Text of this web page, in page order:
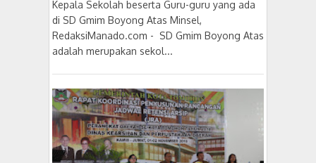
Kepala Sekolah beserta Guru-guru yang ada
di SD Gmim Boyong Atas Minsel,
RedaksiManado.com - SD Gmim Boyong Atas
adalah merupakan sekol...